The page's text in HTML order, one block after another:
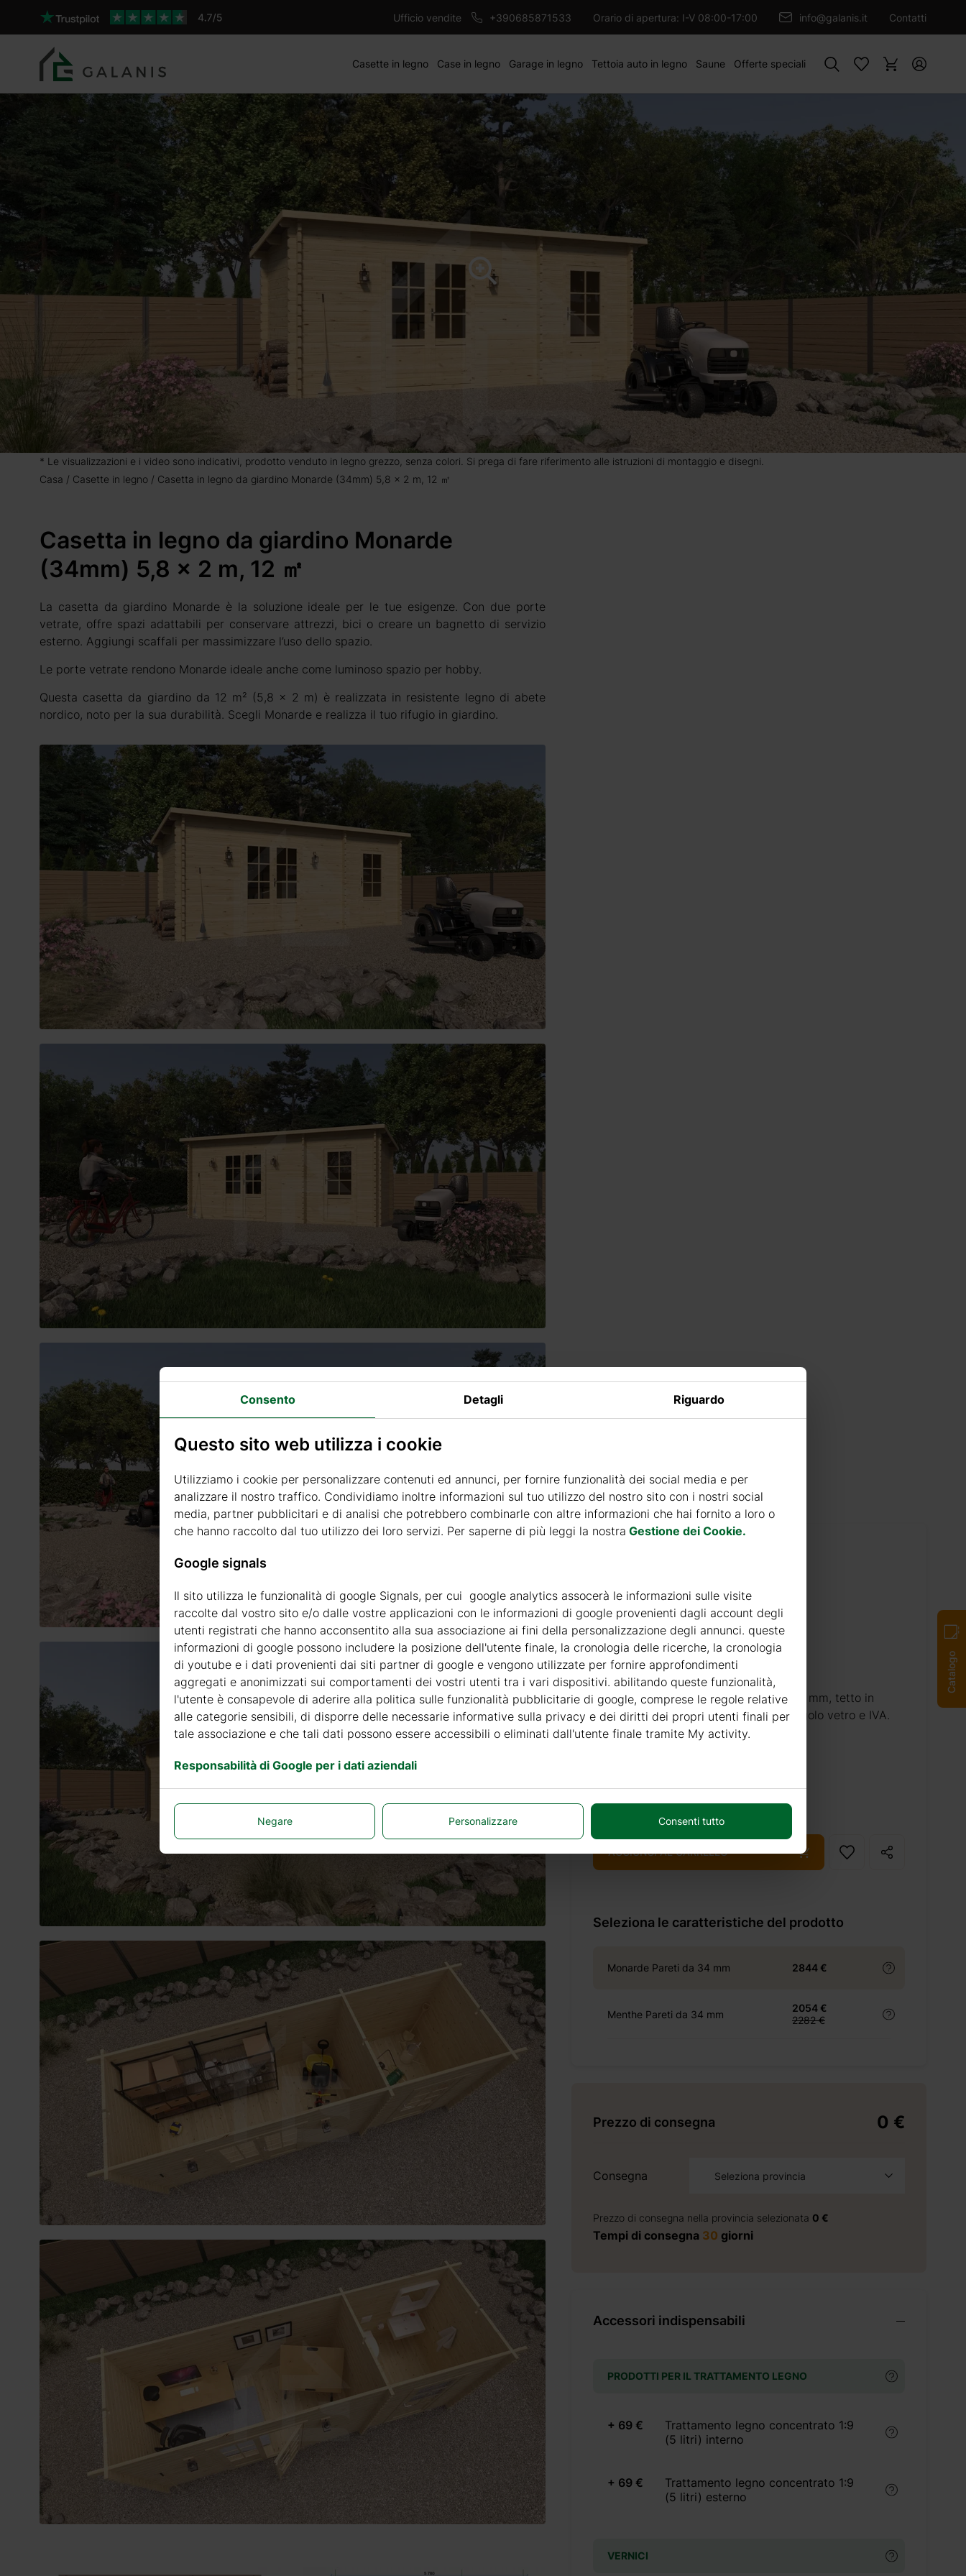
Ufficio vendite +390685871533 Orario di apertura: I-V 08:00-17:00 info@galanis.it
Contatti
Cercare
Casette in legno Case in legno Garage in legno Tettoia auto in legno Saune Offerte speciali
* Le visualizzazioni e i video sono indicativi, prodotto venduto in legno grezzo, senza colori. Si prega di fare riferimento alle istruzioni di montaggio e disegni.
Casa
Casette in legno Casetta in legno da giardino Monarde (34mm) 5,8 x 2 m, 12 ㎡
Casetta in legno da giardino Monarde
(34mm) 5,8 x 2 m, 12 ㎡
La casetta da giardino Monarde è la soluzione ideale per le tue esigenze. Con due porte
vetrate, offre spazi adattabili per conservare attrezzi, bici o creare un bagnetto di servizio
esterno. Aggiungi scaffali per massimizzare l’uso dello spazio.
Le porte vetrate rendono Monarde ideale anche come luminoso spazio per hobby.
Questa casetta da giardino da 12 m² (5,8 x 2 m) è realizzata in resistente legno di abete
nordico, noto per la sua durabilità. Scegli Monarde e realizza il tuo rifugio in giardino.
Pronta consegna
2844 €
Il prezzo include:pareti in legno da 34 mm, tetto in
legno, porte e finestre in legno con singolo vetro e IVA.
Soltanto 20% di deposito: 568.8 €
AGGIUNGI AL CARRELLO
Seleziona le caratteristiche del prodotto
Monarde Pareti da 34 mm 2844 €
Menthe Pareti da 34 mm
2054 €
2282 €
Prezzo di consegna 0 €
Consegna Seleziona provincia
Prezzo di consegna nella provincia selezionata 0 €
Tempi di consegna 30 giorni
Accessori indispensabili
PRODOTTI PER IL TRATTAMENTO LEGNO
+ 69 €
Trattamento legno concentrato 1:9
(5 litri) interno
+ 69 €
Trattamento legno concentrato 1:9
(5 litri) esterno
VERNICI
Monarde Pareti da 34 mm
Catalogo
Consento Detagli Riguardo
Questo sito web utilizza i cookie
Utilizziamo i cookie per personalizzare contenuti ed annunci, per fornire funzionalità dei social media e per
analizzare il nostro traffico. Condividiamo inoltre informazioni sul tuo utilizzo del nostro sito con i nostri social
media, partner pubblicitari e di analisi che potrebbero combinarle con altre informazioni che hai fornito a loro o
che hanno raccolto dal tuo utilizzo dei loro servizi. Per saperne di più leggi la nostra Gestione dei Cookie.
Google signals
Il sito utilizza le funzionalità di google Signals, per cui google analytics assocerà le informazioni sulle visite
raccolte dal vostro sito e/o dalle vostre applicazioni con le informazioni di google provenienti dagli account degli
utenti registrati che hanno acconsentito alla sua associazione ai fini della personalizzazione degli annunci. queste
informazioni di google possono includere la posizione dell'utente finale, la cronologia delle ricerche, la cronologia
di youtube e i dati provenienti dai siti partner di google e vengono utilizzate per fornire approfondimenti
aggregati e anonimizzati sui comportamenti dei vostri utenti tra i vari dispositivi. abilitando queste funzionalità,
l'utente è consapevole di aderire alla politica sulle funzionalità pubblicitarie di google, comprese le regole relative
alle categorie sensibili, di disporre delle necessarie informative sulla privacy e dei diritti dei propri utenti finali per
tale associazione e che tali dati possono essere accessibili o eliminati dall'utente finale tramite My activity.
Responsabilità di Google per i dati aziendali
Negare Personalizzare Consenti tutto